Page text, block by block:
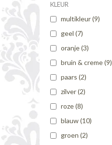
KLEUR
multikleur(9)
geel (7)
oranje(3)
bruin & creme(9)
paars (2)
zilver(2)
roze(8)
blauw(10)
groen (2)